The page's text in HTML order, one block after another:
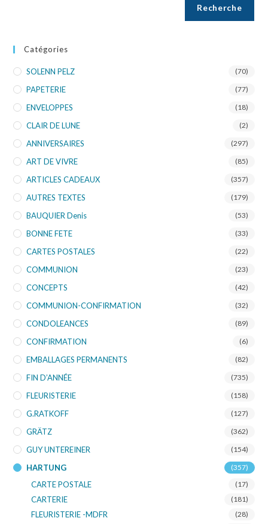
Recherche
Catégories
SOLENN PELZ (70)
PAPETERIE (77)
ENVELOPPES (18)
CLAIR DE LUNE (2)
ANNIVERSAIRES (297)
ART DE VIVRE (85)
ARTICLES CADEAUX (357)
AUTRES TEXTES (179)
BAUQUIER Denis (53)
BONNE FETE (33)
CARTES POSTALES (22)
COMMUNION (23)
CONCEPTS (42)
COMMUNION-CONFIRMATION (32)
CONDOLEANCES (89)
CONFIRMATION (6)
EMBALLAGES PERMANENTS (82)
FIN D’ANNÉE (735)
FLEURISTERIE (158)
G.RATKOFF (127)
GRÄTZ (362)
GUY UNTEREINER (154)
HARTUNG (357)
CARTE POSTALE (17)
CARTERIE (181)
FLEURISTERIE -MDFR (28)